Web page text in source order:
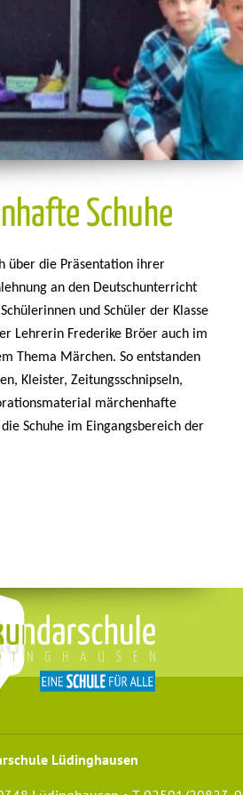
Schuhe
über die Präsentation ihrer
an den Deutschunterricht
und Schüler der Klasse
Lehrerin Frederike Bröer auch im
Thema Märchen. So entstanden
Kleister, Zeitungsschnipseln,
märchenhafte
Schuhe im Eingangsbereich der
Lüdinghausen